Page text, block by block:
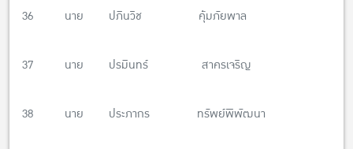
36 นาย ปภินวิช คุ้มภัยพาล
37 นาย ปรมินทร์ สาครเจริญ
38 นาย ประภากร ทรัพย์พิพัฒนา